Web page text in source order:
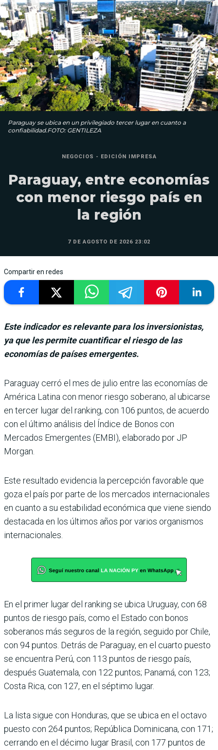
Paraguay se ubica en un privilegiado tercer lugar en cuanto a
confiabilidad.FOTO: GENTILEZA
NEGOCIOS - EDICIÓN IMPRESA
Paraguay, entre economías
con menor riesgo país en
la región
7 DE AGOSTO DE 2026 23:02
Compartir en redes
Este indicador es relevante para los inversionistas,
ya que les permite cuantificar el riesgo de las
economías de países emergentes.
Paraguay cerró el mes de julio entre las eco­nomías de
América Latina con menor riesgo soberano, al ubicarse
en ter­cer lugar del ranking, con 106 puntos, de acuerdo
con el último análisis del Índice de Bonos con
Mercados Emer­gentes (EMBI), elaborado por JP
Morgan.
Este resultado evidencia la percepción favorable que
goza el país por parte de los mercados internacionales
en cuanto a su estabilidad económica que viene siendo
destacada en los últimos años por varios organismos
inter­nacionales.
En el primer lugar del ran­king se ubica Uruguay, con 68
puntos de riesgo país, como el Estado con bonos
soberanos más seguros de la región, seguido por Chile,
con 94 puntos. Detrás de Para­guay, en el cuarto puesto
se encuentra Perú, con 113 pun­tos de riesgo país,
después Guatemala, con 122 puntos; Panamá, con 123;
Costa Rica, con 127, en el séptimo lugar.
La lista sigue con Hondu­ras, que se ubica en el octavo
puesto con 264 puntos; República Dominicana, con 171;
cerrando en el décimo lugar Brasil, con 177 puntos de